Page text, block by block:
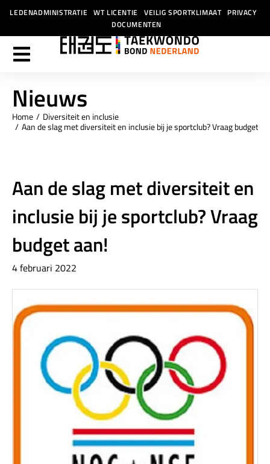
LEDENADMINISTRATIE WT LICENTIE VEILIG SPORTKLIMAAT PRIVACY
DOCUMENTEN
Nieuws
Je bent hier:
Home
Diversiteit en inclusie
Aan de slag met diversiteit en inclusie bij je sportclub? Vraag budget
Aan de slag met diversiteit en
inclusie bij je sportclub? Vraag
budget aan!
4 februari 2022